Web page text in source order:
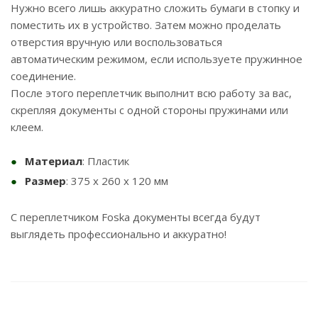
Нужно всего лишь аккуратно сложить бумаги в стопку и
поместить их в устройство. Затем можно проделать
отверстия вручную или воспользоваться
автоматическим режимом, если используете пружинное
соединение.
После этого переплетчик выполнит всю работу за вас,
скрепляя документы с одной стороны пружинами или
клеем.
Материал: Пластик
Размер: 375 x 260 x 120 мм
С переплетчиком Foska документы всегда будут
выглядеть профессионально и аккуратно!